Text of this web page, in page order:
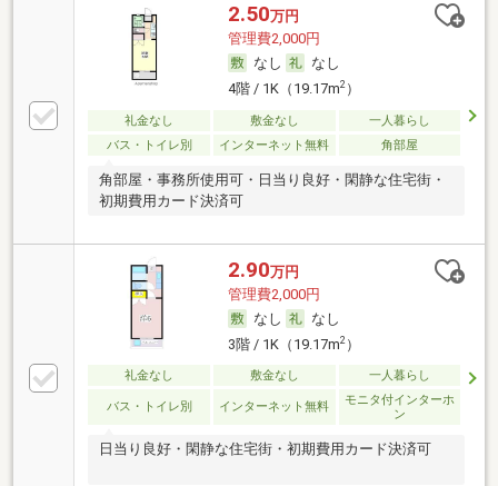
2.50万円
管理費2,000円
なし
なし
4階 / 1K（19.17m2）
礼金なし 敷金なし
一人暮らし
バス・トイレ別
インターネット無料 角部屋
角部屋・事務所使用可・日当り良好・閑静な住宅街・
初期費用カード決済可
2.90万円
管理費2,000円
なし
なし
3階 / 1K（19.17m2）
礼金なし 敷金なし 一人暮らし
バス・トイレ別 インターネット無料
モニタ付インターホ
ン
日当り良好・閑静な住宅街・初期費用カード決済可